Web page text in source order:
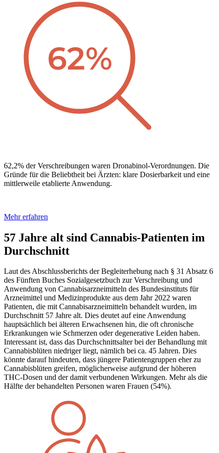
62,2% der Verschreibungen waren Dronabinol-Verordnungen. Die
Gründe für die Beliebtheit bei Ärzten: klare Dosierbarkeit und eine
mittlerweile etablierte Anwendung.
Mehr erfahren
57 Jahre alt sind Cannabis-Patienten im
Durchschnitt
Laut des Abschlussberichts der Begleiterhebung nach § 31 Absatz 6
des Fünften Buches Sozialgesetzbuch zur Verschreibung und
Anwendung von Cannabisarzneimitteln des Bundesinstituts für
Arzneimittel und Medizinprodukte aus dem Jahr 2022 waren
Patienten, die mit Cannabisarzneimitteln behandelt wurden, im
Durchschnitt 57 Jahre alt. Dies deutet auf eine Anwendung
hauptsächlich bei älteren Erwachsenen hin, die oft chronische
Erkrankungen wie Schmerzen oder degenerative Leiden haben.
Interessant ist, dass das Durchschnittsalter bei der Behandlung mit
Cannabisblüten niedriger liegt, nämlich bei ca. 45 Jahren. Dies
könnte darauf hindeuten, dass jüngere Patientengruppen eher zu
Cannabisblüten greifen, möglicherweise aufgrund der höheren
THC-Dosen und der damit verbundenen Wirkungen. Mehr als die
Hälfte der behandelten Personen waren Frauen (54%).